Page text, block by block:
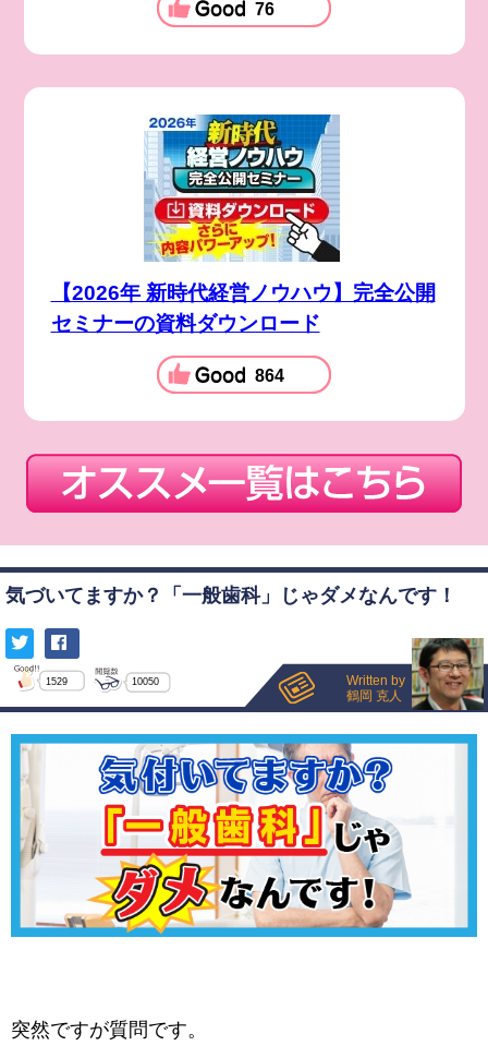
76
【2026年 新時代経営ノウハウ】完全公開
セミナーの資料ダウンロード
864
気づいてますか？「一般歯科」じゃダメなんです！
1529 10050
Written by
鶴岡 克人
突然ですが質問です。